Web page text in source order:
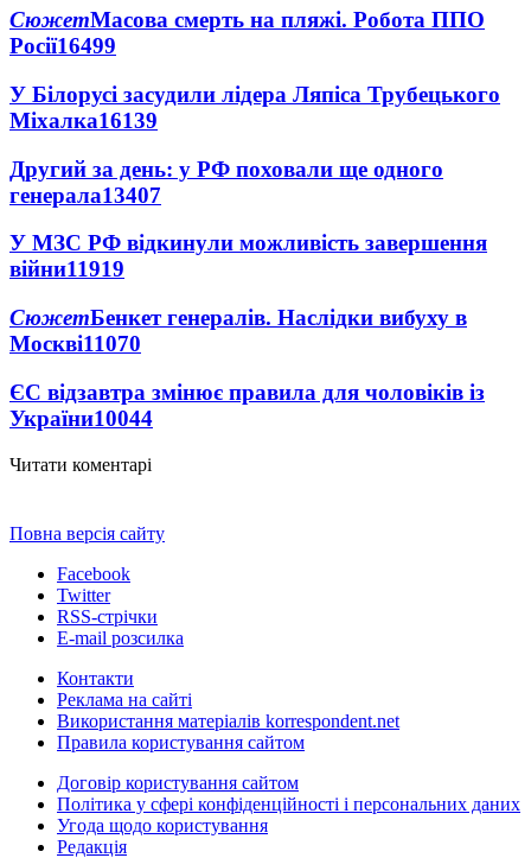
СюжетМасова смерть на пляжі. Робота ППО
Росії16499
У Білорусі засудили лідера Ляпіса Трубецького
Міхалка16139
Другий за день: у РФ поховали ще одного
генерала13407
У МЗС РФ відкинули можливість завершення
війни11919
СюжетБенкет генералів. Наслідки вибуху в
Москві11070
ЄС відзавтра змінює правила для чоловіків із
України10044
Читати коментарі
Повна версія сайту
Facebook
Twitter
RSS-стрічки
E-mail розсилка
Контакти
Реклама на сайті
Використання матеріалів korrespondent.net
Правила користування сайтом
Договір користування сайтом
Політика у сфері конфіденційності і персональних даних
Угода щодо користування
Редакція